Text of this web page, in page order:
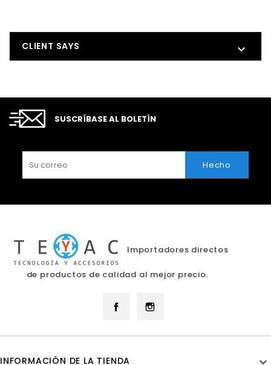
CLIENT SAYS 
SUSCRÍBASE AL BOLETÍN
Importadores directos
de productos de calidad al mejor precio.
Facebook
INFORMACIÓN DE LA TIENDA